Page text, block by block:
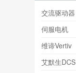
交流驱动器
伺服电机
维谛Vertiv
艾默生DCS